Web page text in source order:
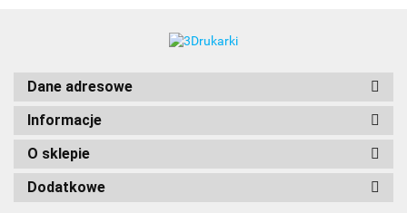
Dane adresowe
Informacje
O sklepie
Dodatkowe